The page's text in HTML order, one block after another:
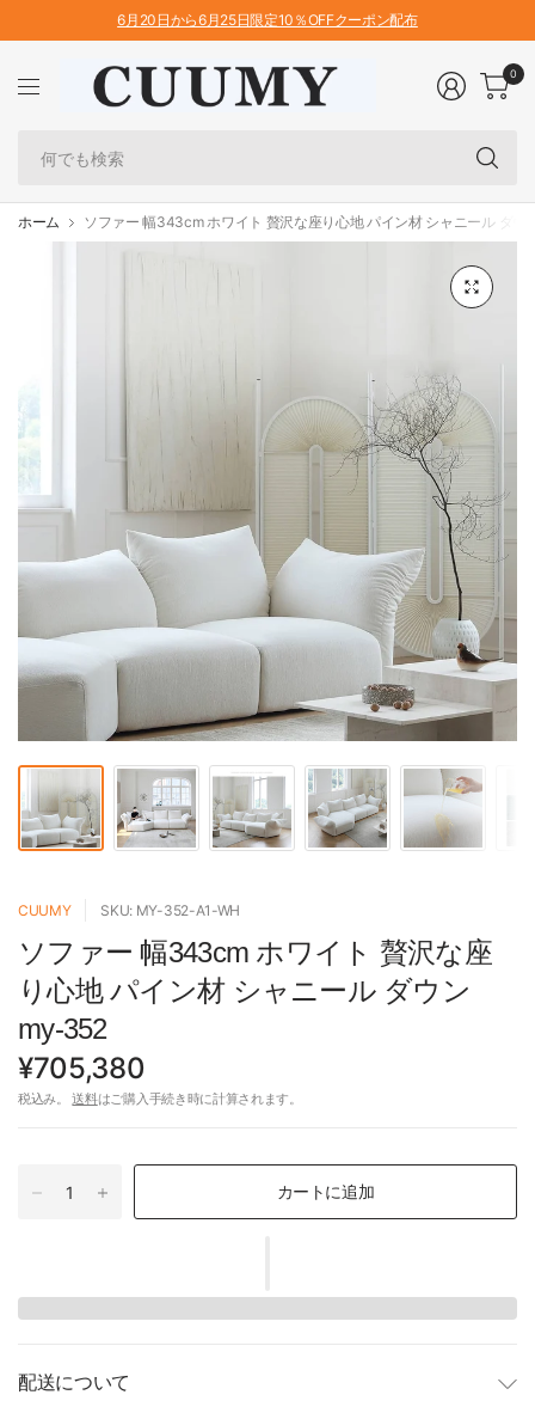
6月20日から6月25日限定10％OFFクーポン配布
索
0
ホーム ソファー 幅343cm ホワイト 贅沢な座り心地 パイン材 シャニール ダウ
CUUMY SKU: MY-352-A1-WH
ソファー 幅343cm ホワイト 贅沢な座
り心地 パイン材 シャニール ダウン
my-352
¥705,380
税込み。送料はご購入手続き時に計算されます。
カートに追加
配送について